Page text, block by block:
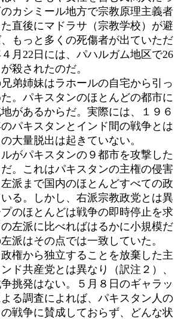
カシミール地方で宗教原理主義者
直後にマドラサ（宗教学校）が避
もっと多くの死傷者が出ていただ
月22日には、パハルガム地区で26
殺されたのだ。
弟姉妹はラホールの自宅から引っ
。パキスタンのほとんどの都市に
があるからだ。実際には、１９６
パキスタンとインド間の戦争とは
大量脱出は起きていない。
がパキスタンの９都市を攻撃した
。これはパキスタンの主権の侵害
派まで国内のほとんどすべての政
る。しかし、右派宗教政党とは異
のほとんどは戦争の即時停止を求
左派に比べればはるかに小規模だ
派はその点では一致していた。
権から独立することを放棄した主
ド共産党とは異なり（訳注２）、
挑発はない。５月８日のギャラッ
る調査によれば、パキスタン人の
戦争に賛成しておらず、どんな状